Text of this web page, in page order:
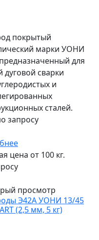
покрытый
марки УОНИ
для
дуговой сварки
и
сталей.
запросу
цена от 100 кг.
просмотр
Э42А УОНИ 13/45
(2,5 мм, 5 кг)